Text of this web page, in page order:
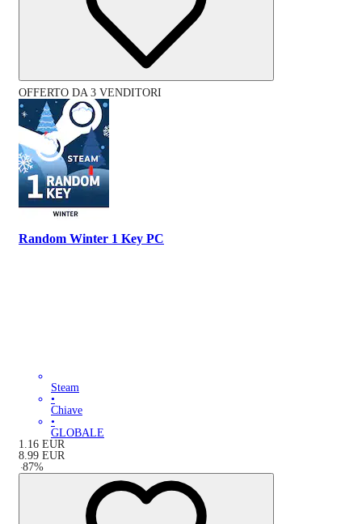
OFFERTO DA 3 VENDITORI
Random Winter 1 Key PC
Steam
•
Chiave
•
GLOBALE
1.16 EUR
8.99 EUR
-87%